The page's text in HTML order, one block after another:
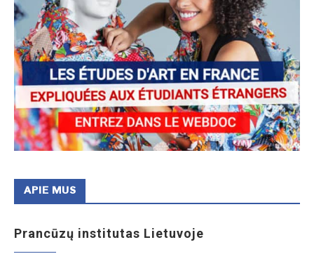
APIE MUS
Prancūzų institutas Lietuvoje